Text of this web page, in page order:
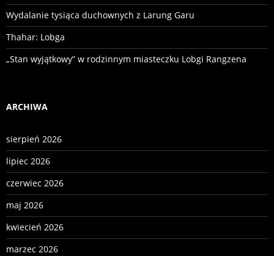
Wydalanie tysiąca duchownych z Larung Garu
Thahar: Lobga
„Stan wyjątkowy” w rodzinnym miasteczku Lobgi Rangzena
ARCHIWA
sierpień 2026
lipiec 2026
czerwiec 2026
maj 2026
kwiecień 2026
marzec 2026